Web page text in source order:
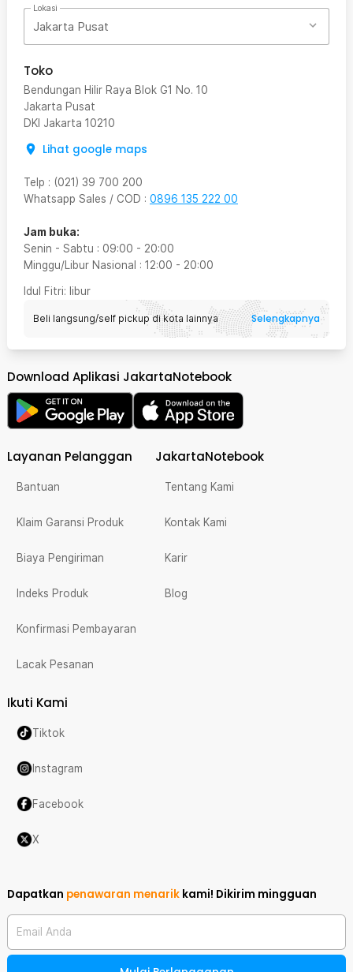
Lokasi
Jakarta Pusat
Toko
Bendungan Hilir Raya Blok G1 No. 10
Jakarta Pusat
DKI Jakarta 10210
Lihat google maps
Telp : (021) 39 700 200
Whatsapp Sales / COD : 0896 135 222 00
Jam buka:
Senin - Sabtu : 09:00 - 20:00
Minggu/Libur Nasional : 12:00 - 20:00
Idul Fitri: libur
Beli langsung/self pickup di kota lainnya Selengkapnya
Download Aplikasi JakartaNotebook
Layanan Pelanggan
Bantuan
Klaim Garansi Produk
Biaya Pengiriman
Indeks Produk
Konfirmasi Pembayaran
Lacak Pesanan
JakartaNotebook
Tentang Kami
Kontak Kami
Karir
Blog
Ikuti Kami
Tiktok
Instagram
Facebook
X
Dapatkan penawaran menarik kami! Dikirim mingguan
Email Anda